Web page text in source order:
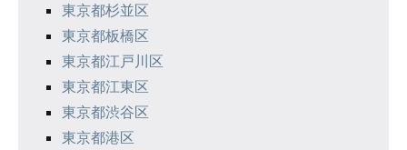
東京都杉並区
東京都板橋区
東京都江戸川区
東京都江東区
東京都渋谷区
東京都港区